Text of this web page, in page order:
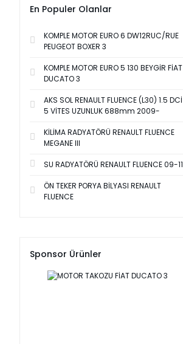
En Populer Olanlar
KOMPLE MOTOR EURO 6 DW12RUC/RUE
PEUGEOT BOXER 3
KOMPLE MOTOR EURO 5 130 BEYGİR FİAT
DUCATO 3
AKS SOL RENAULT FLUENCE (L30) 1.5 DCİ
5 VİTES UZUNLUK 688mm 2009-
KİLİMA RADYATÖRÜ RENAULT FLUENCE
MEGANE III
SU RADYATÖRÜ RENAULT FLUENCE 09-11
ÖN TEKER PORYA BİLYASI RENAULT
FLUENCE
Sponsor Ürünler